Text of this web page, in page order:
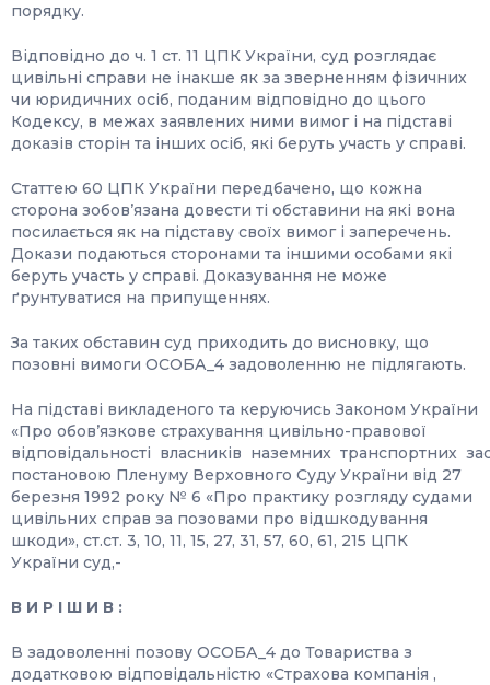
порядку.
Відповідно до ч. 1 ст. 11 ЦПК України, суд розглядає
цивільні справи не інакше як за зверненням фізичних
чи юридичних осіб, поданим відповідно до цього
Кодексу, в межах заявлених ними вимог і на підставі
доказів сторін та інших осіб, які беруть участь у справі.
Статтею 60 ЦПК України передбачено, що кожна
сторона зобов’язана довести ті обставини на які вона
посилається як на підставу своїх вимог і заперечень.
Докази подаються сторонами та іншими особами які
беруть участь у справі. Доказування не може
ґрунтуватися на припущеннях.
За таких обставин суд приходить до висновку, що
позовні вимоги ОСОБА_4 задоволенню не підлягають.
На підставі викладеного та керуючись Законом України
«Про обов’язкове страхування цивільно-правової
відповідальності власників наземних транспортних
постановою Пленуму Верховного Суду України від 27
березня 1992 року № 6 «Про практику розгляду судами
цивільних справ за позовами про відшкодування
шкоди», ст.ст. 3, 10, 11, 15, 27, 31, 57, 60, 61, 215 ЦПК
України суд,-
В И Р І Ш И В :
В задоволенні позову ОСОБА_4 до Товариства з
додатковою відповідальністю «Страхова компанія ,